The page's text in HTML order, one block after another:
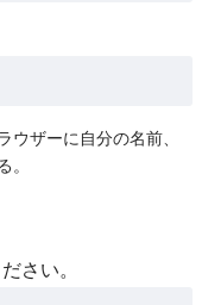
ウザーに自分の名前、
。
さい。